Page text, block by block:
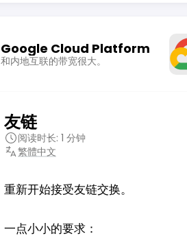
Google Cloud Platform
和内地互联的带宽很大。
友链
阅读时长: 1 分钟
繁體中文
重新开始接受友链交换。
一点小小的要求：